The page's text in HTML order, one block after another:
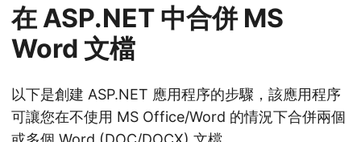
在 ASP.NET 中合併 MS
Word 文檔
以下是創建 ASP.NET 應用程序的步驟，該應用程序
可讓您在不使用 MS Office/Word 的情況下合併兩個